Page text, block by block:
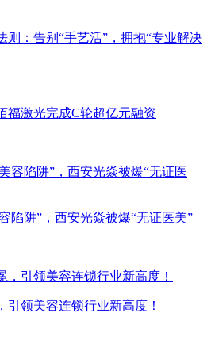
则：告别“手艺活”，拥抱“专业解决
福激光完成C轮超亿元融资
陷阱”，西安光焱被爆“无证医美”
引领美容连锁行业新高度！